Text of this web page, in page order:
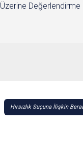
Üzerine Değerlendirme
Hırsızlık Suçuna İlişkin